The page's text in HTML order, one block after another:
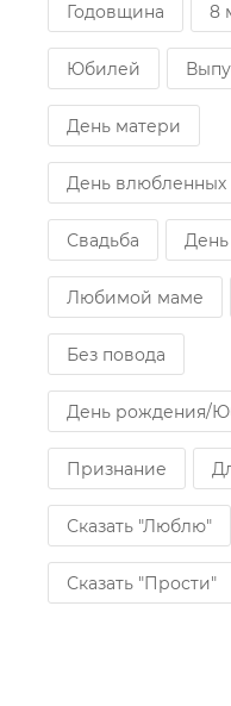
Годовщина 8
Юбилей
День матери
День влюбленных
Свадьба
Любимой маме
Без повода
День рождения/
Признание
Сказать "Люблю"
Сказать "Прости"